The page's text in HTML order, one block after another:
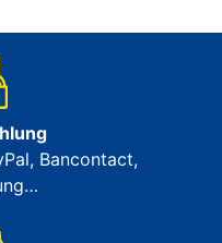
Bancontact,